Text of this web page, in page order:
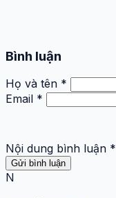
Bình luận
Họ và tên *
Email *
Nội dung bình luận *
Gửi bình luận
N